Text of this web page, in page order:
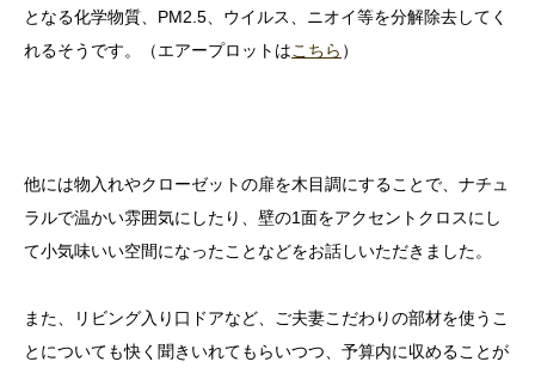
となる化学物質、PM2.5、ウイルス、ニオイ等を分解除去してく
れるそうです。（エアープロットはこちら ）
他には物入れやクローゼットの扉を木目調にすることで、ナチュ
ラルで温かい雰囲気にしたり、壁の1面をアクセントクロスにし
て小気味いい空間になったことなどをお話しいただきました。
また、リビング入り口ドアなど、ご夫妻こだわりの部材を使うこ
とについても快く聞きいれてもらいつつ、予算内に収めることが